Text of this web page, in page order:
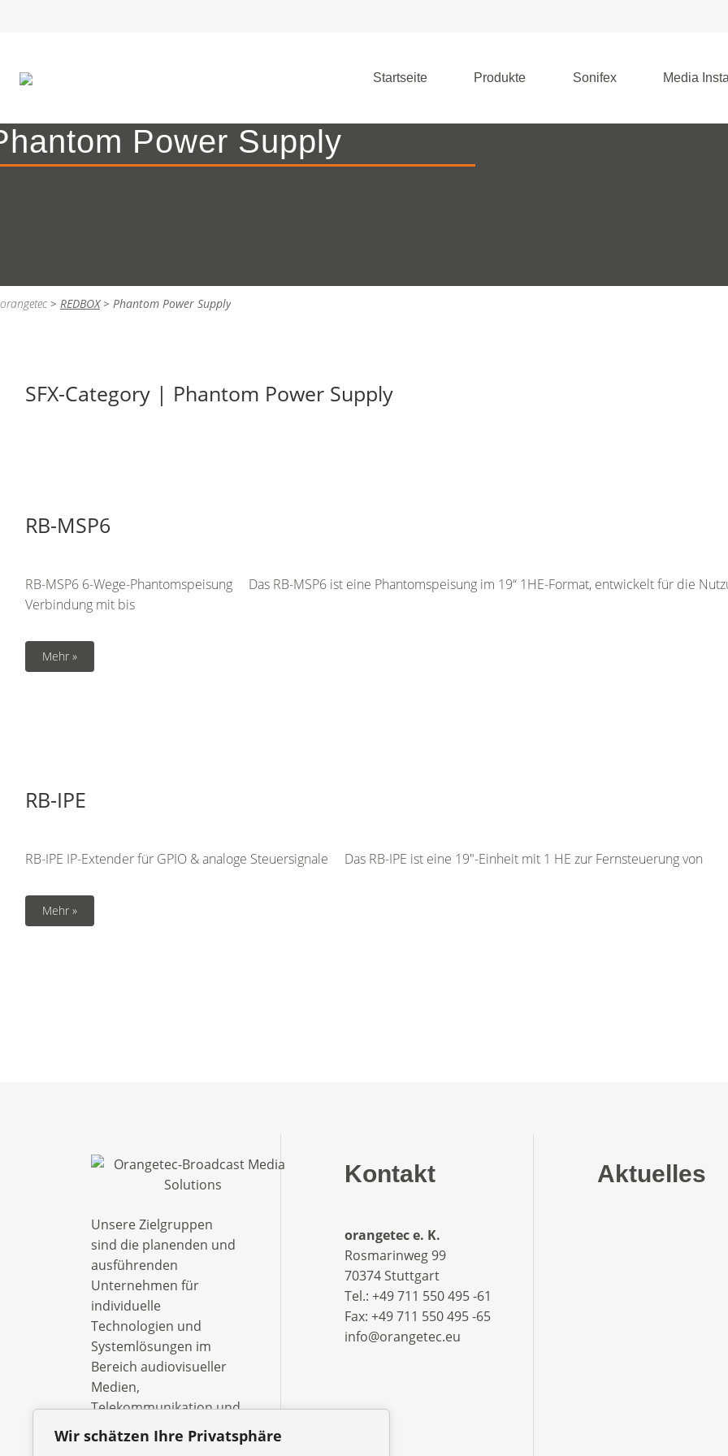
Wir schätzen Ihre Privatsphäre
Startseite Produkte Sonifex Media
Power Supply
orangetec > REDBOX> Phantom Power Supply
SFX-Category | Phantom Power Supply
RB-MSP6
RB-MSP6 6-Wege-Phantomspeisung Das RB-MSP6 ist eine Phantomspeisung im 19“ 1HE-Format, entwickelt für die
Verbindung mit bis
Mehr »
RB-IPE
RB-IPE IP-Extender für GPIO & analoge Steuersignale Das RB-IPE ist eine 19″-Einheit mit 1 HE zur Fernsteuerung von
Mehr »
Unsere Zielgruppen
sind die planenden und
ausführenden
Unternehmen für
individuelle
Technologien und
Systemlösungen im
Bereich audiovisueller
Medien,
Telekommunikation und
Informationsverarbeitung
Kontakt
orangetec e. K.
Rosmarinweg 99
70374 Stuttgart
Tel.: +49 711 550 495 -61‬
Fax: +49 711 550 495 -65‬
info@orangetec.eu
Aktuelles